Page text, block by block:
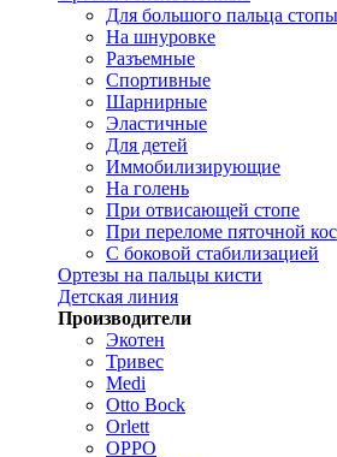
Для большого пальца стопы
На шнуровке
Разъемные
Спортивные
Шарнирные
Эластичные
Для детей
Иммобилизирующие
На голень
При отвисающей стопе
При переломе пяточной
С боковой стабилизацией
Ортезы на пальцы кисти
Детская линия
Производители
Экотен
Тривес
Medi
Otto Bock
Orlett
OPPO